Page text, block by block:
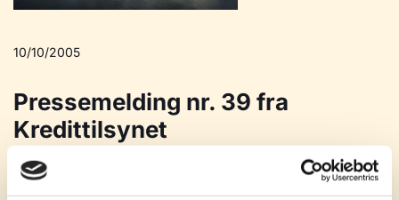
10/10/2005
Pressemelding nr. 39 fra
Kredittilsynet
Utkast til samleforskrifter til ny forsikringslov.